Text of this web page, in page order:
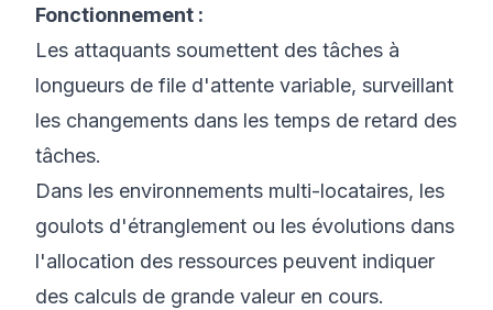
Fonctionnement :
Les attaquants soumettent des tâches à
longueurs de file d'attente variable, surveillant
les changements dans les temps de retard des
tâches.
Dans les environnements multi-locataires, les
goulots d'étranglement ou les évolutions dans
l'allocation des ressources peuvent indiquer
des calculs de grande valeur en cours.